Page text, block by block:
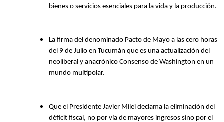
bienes o servicios esenciales para la vida y la producción.
La firma del denominado Pacto de Mayo a las cero horas
del 9 de Julio en Tucumán que es una actualización del
neoliberal y anacrónico Consenso de Washington en un
mundo multipolar.
Que el Presidente Javier Milei declama la eliminación del
déficit fiscal, no por vía de mayores ingresos sino por el